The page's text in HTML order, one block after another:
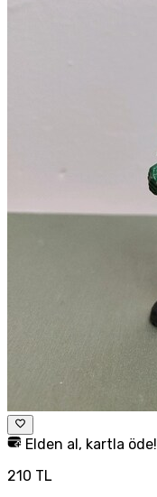
Elden al, kartla öde!
210 TL